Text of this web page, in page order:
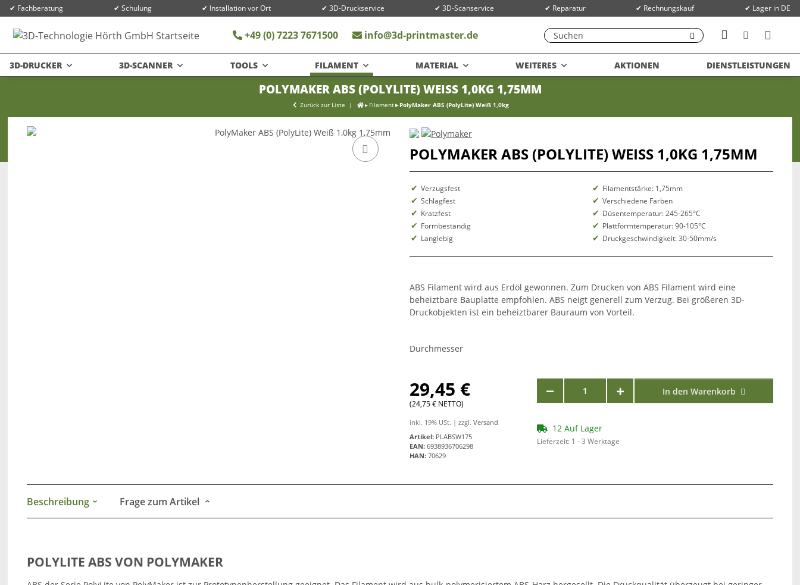
✔ Fachberatung ✔ Schulung ✔ Installation vor Ort ✔ 3D-Druckservice ✔ 3D-Scanservice ✔ Reparatur ✔ Rechnungskauf ✔ Lager in DE
+49 (0) 7223 7671500 info@3d-printmaster.de
3D-DRUCKER 3D-SCANNER TOOLS FILAMENT MATERIAL WEITERES AKTIONEN DIENSTLEISTUNGEN
POLYMAKER ABS (POLYLITE) WEISS 1,0KG 1,75MM
Zurück zur Liste Filament PolyMaker ABS (PolyLite) Weiß 1,0kg
POLYMAKER ABS (POLYLITE) WEISS 1,0KG 1,75MM
Verzugsfest
Schlagfest
Kratzfest
Formbeständig
Langlebig
Filamentstärke: 1,75mm
Verschiedene Farben
Düsentemperatur: 245-265°C
Plattformtemperatur: 90-105°C
Druckgeschwindigkeit: 30-50mm/s
ABS Filament wird aus Erdöl gewonnen. Zum Drucken von ABS Filament wird eine
beheiztbare Bauplatte empfohlen. ABS neigt generell zum Verzug. Bei größeren 3D-
Druckobjekten ist ein beheiztbarer Bauraum von Vorteil.
Durchmesser
29,45 €
(24,75 € NETTO)
inkl. 19% USt. | zzgl. Versand
Artikel: PLABSW175
EAN: 6938936706298
HAN: 70629
In den Warenkorb
12 Auf Lager
Lieferzeit: 1 - 3 Werktage
Beschreibung Frage zum Artikel
POLYLITE ABS VON POLYMAKER